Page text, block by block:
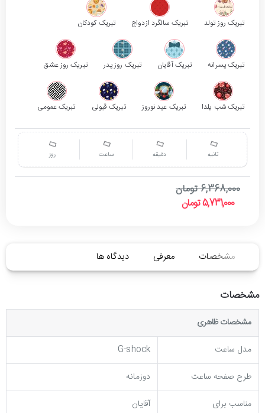
روز ساعت دقیقه ثانیه
5,731,000 تومان
6,368,000 تومان
تبریک روز تولد تبریک سالگرد ازدواج تبریک کودکان
تبریک پسرانه تبریک آقایان تبریک روز پدر تبریک روز عشق
تبریک شب یلدا تبریک عید نوروز تبریک قبولی تبریک عمومی
مشخصات معرفی دیدگاه ها
مشخصات
مشخصات ظاهری
مدل ساعت
G-shock
طرح صفحه ساعت
دوزمانه
مناسب برای
آقایان